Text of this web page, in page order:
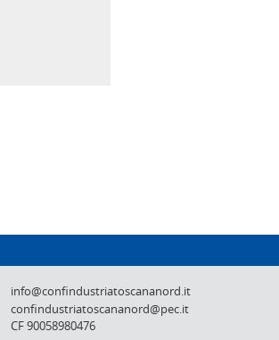
info@confindustriatoscananord.it
confindustriatoscananord@pec.it
CF 90058980476